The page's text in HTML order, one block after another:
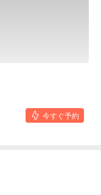
今すぐ予約